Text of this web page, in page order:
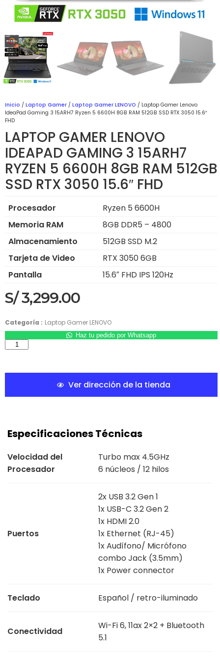
Inicio / Laptop Gamer / Laptop Gamer LENOVO / Laptop Gamer Lenovo
IdeaPad Gaming 3 15ARH7 Ryzen 5 6600H 8GB RAM 512GB SSD RTX 3050 15.6″
FHD
LAPTOP GAMER LENOVO
IDEAPAD GAMING 3 15ARH7
RYZEN 5 6600H 8GB RAM 512GB
SSD RTX 3050 15.6″ FHD
Procesador
Ryzen 5 6600H
Memoria RAM
8GB DDR5 – 4800
Almacenamiento
512GB SSD M.2
Tarjeta de Video
RTX 3050 6GB
Pantalla
15.6″ FHD IPS 120Hz
S/3,299.00
Categoría : Laptop Gamer LENOVO
Haz tu pedido por Whatsapp
Ver dirección de la tienda
Especificaciones Técnicas
Velocidad del
Procesador
Turbo max 4.5GHz
6 núcleos / 12 hilos
Puertos
2x USB 3.2 Gen 1
1x USB-C 3.2 Gen 2
1x HDMI 2.0
1x Ethernet (RJ-45)
1x Audífono/ Micrófono
combo Jack (3.5mm)
1x Power connector
Teclado Español / retro-iluminado
Conectividad
Wi-Fi 6, 11ax 2×2 + Bluetooth
5.1